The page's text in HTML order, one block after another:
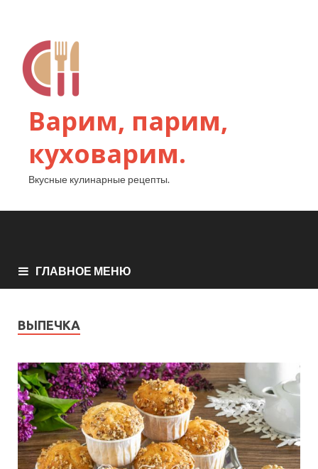
Варим, парим,
куховарим.
Вкусные кулинарные рецепты.
ГЛАВНОЕ МЕНЮ
ВЫПЕЧКА